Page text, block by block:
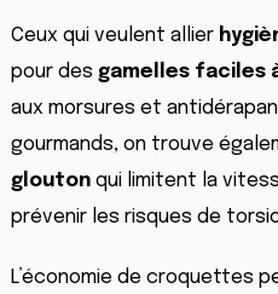
Ceux qui veulent allier
pour des gamelles faciles
aux morsures et
gourmands, on trouve
gloutonqui limitent la
prévenir les risques de
L’économie de croquettes